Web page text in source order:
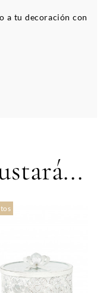
a tu decoración con